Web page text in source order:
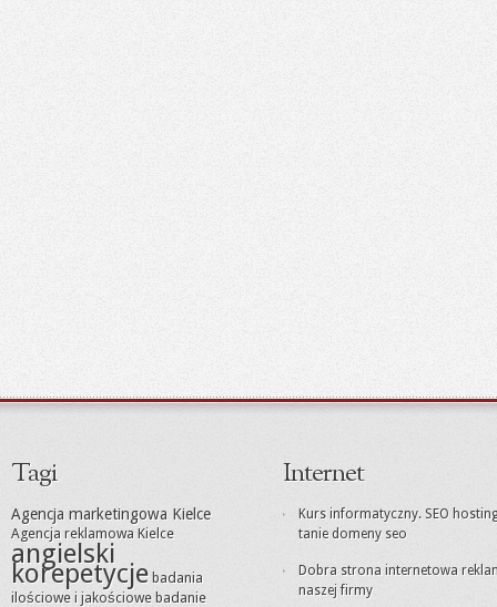
Tagi
Agencja marketingowa Kielce
Agencja reklamowa Kielce
angielski
korepetycje badania
ilościowe i jakościowe badanie
Internet
Kurs informatyczny. SEO
tanie domeny seo
Dobra strona internetowa
naszej firmy